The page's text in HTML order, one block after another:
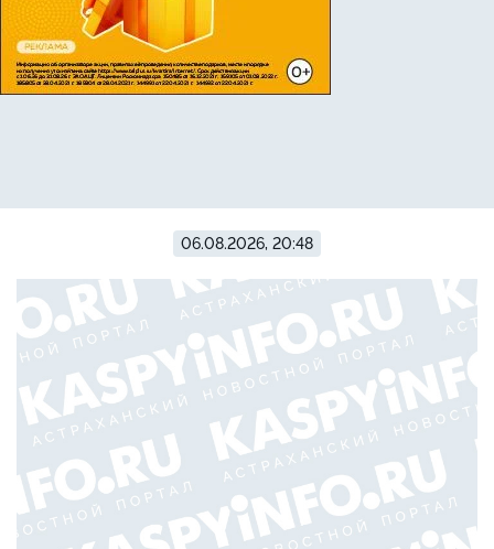
06.08.2026, 20:48